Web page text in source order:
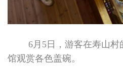
6月5日，游客在寿山
馆观赏各色盖碗。